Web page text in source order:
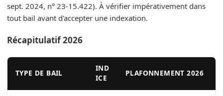
sept. 2024, n° 23-15.422). À vérifier impérativement dans
tout bail avant d'accepter une indexation.
Récapitulatif 2026
TYPE DE BAIL
IND
ICE
PLAFONNEMENT 2026